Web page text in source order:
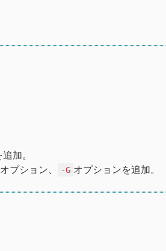
加。
オプション、 -G オプションを追加。